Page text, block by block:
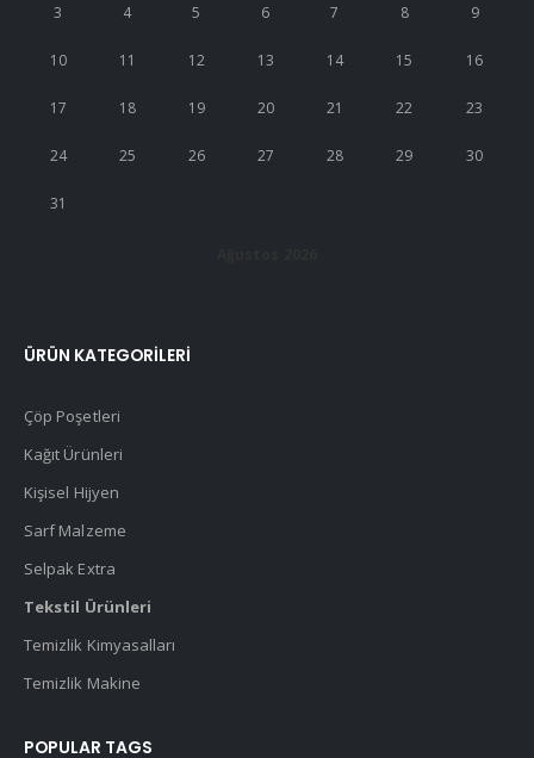
3 4 5 6 7 8 9
10 11 12 13 14 15 16
17 18 19 20 21 22 23
24 25 26 27 28 29 30
31
ÜRÜN KATEGORILERI
Çöp Poşetleri
Kağıt Ürünleri
Kişisel Hijyen
Sarf Malzeme
Selpak Extra
Tekstil Ürünleri
Temizlik Kimyasalları
Temizlik Makine
POPULAR TAGS